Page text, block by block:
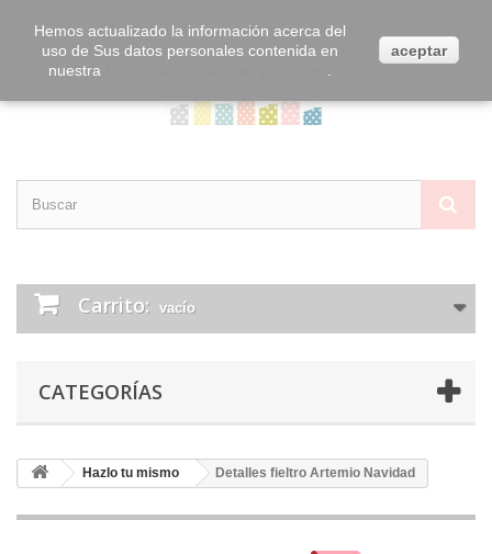
Carrito: vacío
CATEGORÍAS
Hazlo tu mismo Detalles fieltro Artemio Navidad
Hemos actualizado la información acerca del
uso de Sus datos personales contenida en
nuestra
aceptar